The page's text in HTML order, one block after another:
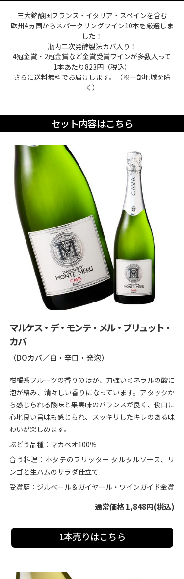
三大銘醸国フランス・イタリア・スペインを含む
欧州4ヵ国からスパークリングワイン10本を厳選しま
した！
瓶内二次発酵製法カバ入り！
4冠金賞・2冠金賞など金賞受賞ワインが多数入って
1本あたり823円（税込）
さらに送料無料でお届けします。（※一部地域を除
く）
セット内容はこちら
マルケス・デ・モンテ・メル・ブリュット・
カバ
（DOカバ／白・辛口・発泡）
柑橘系フルーツの香りのほか、力強いミネラルの酸に
泡が絡み、清々しい香りになっています。アタックか
ら感じられる酸味と果実味のバランスが良く、後口に
心地良い旨味も感じられ、スッキリしたキレのある味
わいが楽しめます。
ぶどう品種：マカベオ100％
合う料理：ホタテのフリッター タルタルソース、リ
ンゴと生ハムのサラダ仕立て
受賞歴：ジルベール＆ガイヤール・ワインガイド金賞
通常価格 1,848円(税込)
1本売りはこちら